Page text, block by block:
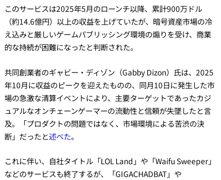
このサービスは2025年5月のローンチ以降、累計900万ドル
（約14.6億円）以上の収益を上げていたが、暗号資産市場の冷
え込みと厳しいゲームパブリッシング環境の煽りを受け、商業
的な持続が困難になったと判断された。
共同創業者のギャビー・ディゾン（Gabby Dizon）氏は、2025
年10月に収益のピークを迎えたものの、同月10日に発生した市
場の急激な清算イベントにより、主要ターゲットであったカジ
ュアルなオンチェーンゲーマーの流動性と信頼が失墜したと言
及。「プロダクトの問題ではなく、市場環境による苦渋の決
断」だったと述べた。
これに伴い、自社タイトル「LOL Land」や「Waifu Sweeper」
などのサービスも終了するが、「GIGACHADBAT」や